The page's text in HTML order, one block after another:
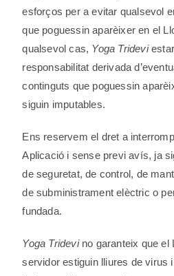
esforços per a evitar qualsevol
que poguessin aparèixer en el
qualsevol cas, Yoga Tridevi
responsabilitat derivada
continguts que poguessin
siguin imputables.
Ens reservem el dret a
Aplicació i sense previ avís, ja
de seguretat, de control, de
de subministrament elèctric o
fundada.
Yoga Tridevino garanteix que el
servidor estiguin lliures de virus